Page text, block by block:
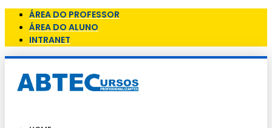
ÁREA DO PROFESSOR
ÁREA DO ALUNO
INTRANET